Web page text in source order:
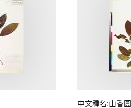
中文種名:山香圓